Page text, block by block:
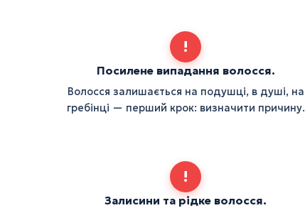
!
Посилене випадання волосся.
Волосся залишається на подушці, в душі, на
гребінці — перший крок: визначити причину.
!
Залисини та рідке волосся.